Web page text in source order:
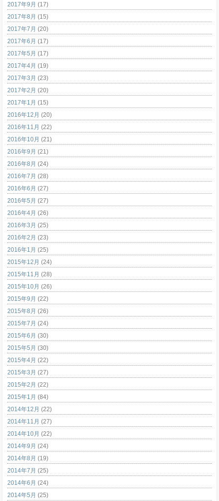
2017年9月 (17)
2017年8月 (15)
2017年7月 (20)
2017年6月 (17)
2017年5月 (17)
2017年4月 (19)
2017年3月 (23)
2017年2月 (20)
2017年1月 (15)
2016年12月 (20)
2016年11月 (22)
2016年10月 (21)
2016年9月 (21)
2016年8月 (24)
2016年7月 (28)
2016年6月 (27)
2016年5月 (27)
2016年4月 (26)
2016年3月 (25)
2016年2月 (23)
2016年1月 (25)
2015年12月 (24)
2015年11月 (28)
2015年10月 (26)
2015年9月 (22)
2015年8月 (26)
2015年7月 (24)
2015年6月 (30)
2015年5月 (30)
2015年4月 (22)
2015年3月 (27)
2015年2月 (22)
2015年1月 (84)
2014年12月 (22)
2014年11月 (27)
2014年10月 (22)
2014年9月 (24)
2014年8月 (19)
2014年7月 (25)
2014年6月 (24)
2014年5月 (25)